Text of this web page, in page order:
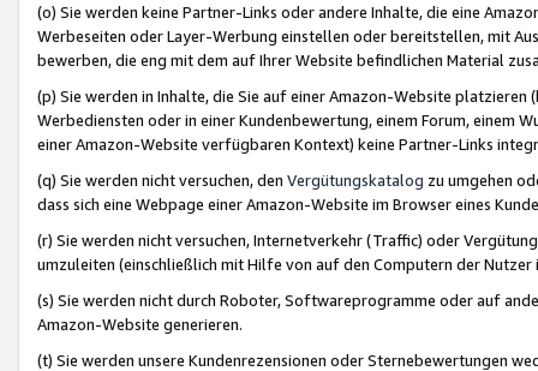
(o) Sie werden keine Partner-Links oder andere Inhalte, die eine
Werbeseiten oder Layer-Werbung einstellen oder bereitstellen, mit
bewerben, die eng mit dem auf Ihrer Website befindlichen Material
(p) Sie werden in Inhalte, die Sie auf einer Amazon-Website
Werbediensten oder in einer Kundenbewertung, einem Forum, einem
einer Amazon-Website verfügbaren Kontext) keine Partner-Links
(q) Sie werden nicht versuchen, den Vergütungskatalog zu umgehen
dass sich eine Webpage einer Amazon-Website im Browser eines
(r) Sie werden nicht versuchen, Internetverkehr (Traffic) oder
umzuleiten (einschließlich mit Hilfe von auf den Computern der
(s) Sie werden nicht durch Roboter, Softwareprogramme oder auf
Amazon-Website generieren.
(t) Sie werden unsere Kundenrezensionen oder Sternebewertungen